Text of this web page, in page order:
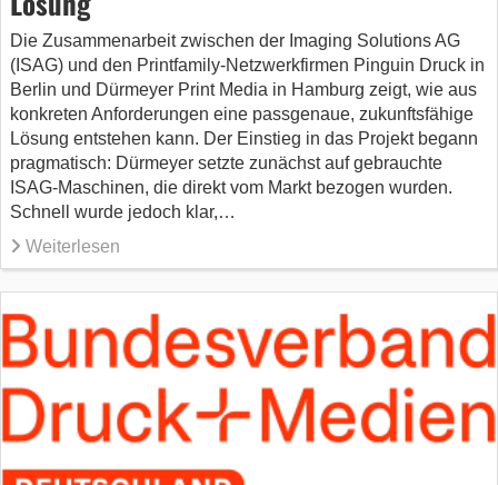
Die Zusammenarbeit zwischen der Imaging Solutions AG
(ISAG) und den Printfamily-Netzwerkfirmen Pinguin Druck in
Berlin und Dürmeyer Print Media in Hamburg zeigt, wie aus
konkreten Anforderungen eine passgenaue, zukunftsfähige
Lösung entstehen kann. Der Einstieg in das Projekt begann
pragmatisch: Dürmeyer setzte zunächst auf gebrauchte
ISAG-Maschinen, die direkt vom Markt bezogen wurden.
Schnell wurde jedoch klar,…
Weiterlesen